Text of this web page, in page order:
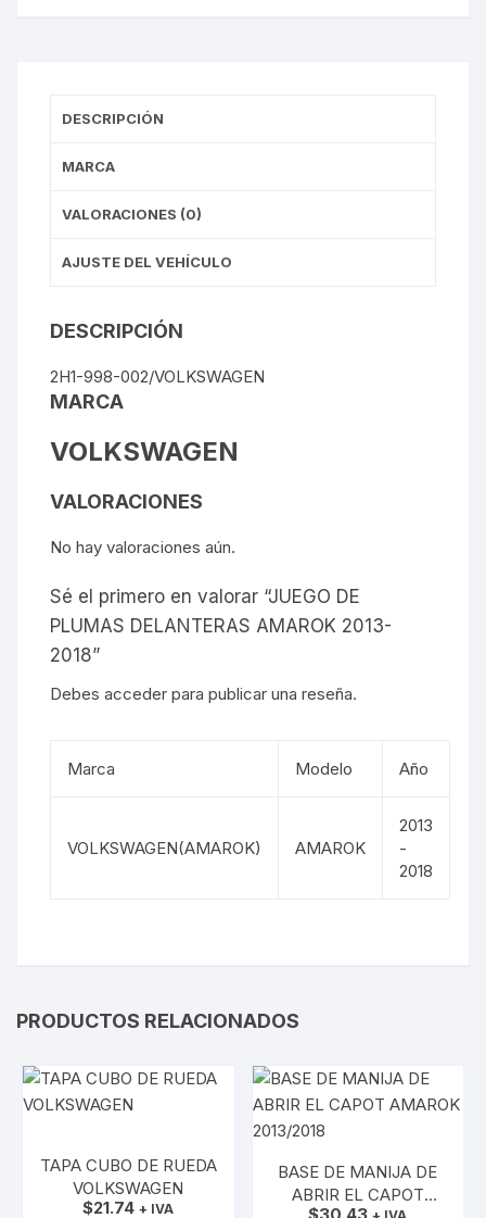
DESCRIPCIÓN
MARCA
VALORACIONES (0)
AJUSTE DEL VEHÍCULO
DESCRIPCIÓN
2H1-998-002/VOLKSWAGEN
MARCA
VOLKSWAGEN
VALORACIONES
No hay valoraciones aún.
Sé el primero en valorar “JUEGO DE
PLUMAS DELANTERAS AMAROK 2013-
2018”
Debes acceder para publicar una reseña.
Marca Modelo Año
VOLKSWAGEN(AMAROK) AMAROK
2013
-
2018
PRODUCTOS RELACIONADOS
TAPA CUBO DE RUEDA
VOLKSWAGEN
$21.74 + IVA
BASE DE MANIJA DE
ABRIR EL CAPOT